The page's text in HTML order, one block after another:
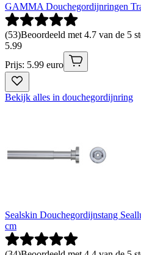
GAMMA Douchegordijnringen
(53)Beoordeeld met 4.7 van de 5
5.99
Prijs: 5.99 euro
Bekijk alles in douchegordijnring
Sealskin Douchegordijnstang
cm